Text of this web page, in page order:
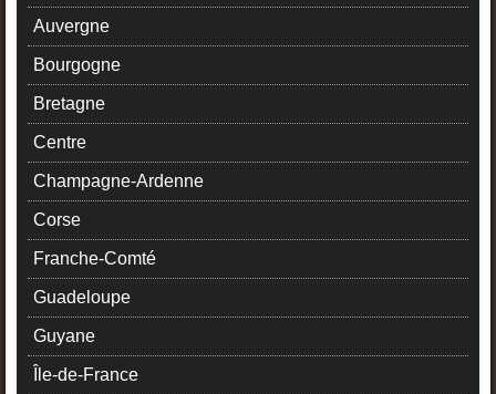
Auvergne
Bourgogne
Bretagne
Centre
Champagne-Ardenne
Corse
Franche-Comté
Guadeloupe
Guyane
Île-de-France